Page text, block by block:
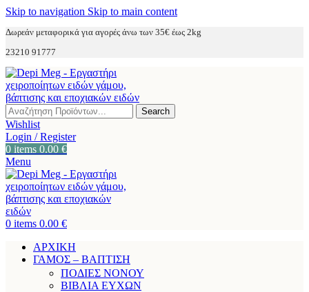
Skip to navigation Skip to main content
Δωρεάν μεταφορικά για αγορές άνω των 35€ έως 2kg
23210 91777
Search
Wishlist
Login / Register
0 items 0.00 €
Menu
0 items 0.00 €
ΑΡΧΙΚΗ
ΓΑΜΟΣ – ΒΑΠΤΙΣΗ
ΠΟΔΙΕΣ ΝΟΝΟΥ
ΒΙΒΛΙΑ ΕΥΧΩΝ